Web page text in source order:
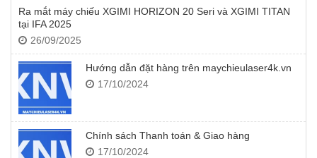
Ra mắt máy chiếu XGIMI HORIZON 20 Seri và XGIMI TITAN
tại IFA 2025
26/09/2025
Hướng dẫn đặt hàng trên maychieulaser4k.vn
17/10/2024
Chính sách Thanh toán & Giao hàng
17/10/2024